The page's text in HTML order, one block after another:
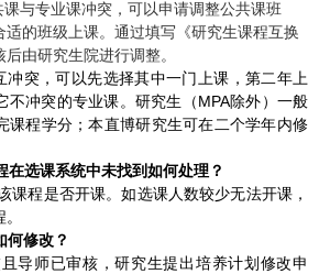
课与专业课冲突，可以申请调整公共课班
的班级上课。通过填写《研究生课程互换
由研究生院进行调整。
冲突，可以先选择其中一门上课，第二年上
不冲突的专业课。研究生（MPA除外）一般
课程学分；本直博研究生可在二个学年内修
在选课系统中未找到如何处理？
课程是否开课。如选课人数较少无法开课，
何修改？
导师已审核，研究生提出培养计划修改申